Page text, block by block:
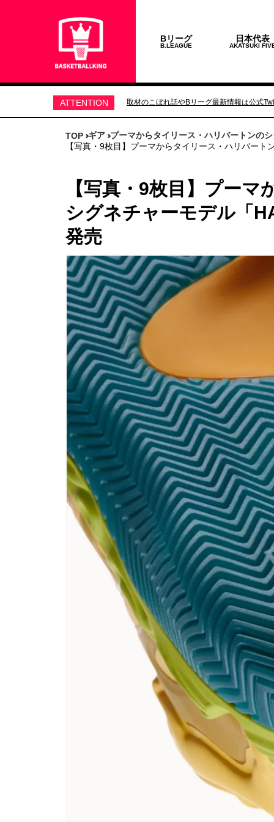
Bリーグ
B.LEAGUE
日本代表
AKATSUKI
ATTENTION 取材のこぼれ話やBリーグ最新情報は公式
TOP ギア プーマからタイリース・ハリバートンの
【写真・9枚目】プーマからタイリース・ハリバー
【写真・9枚目】プー
シグネチャーモデル「
発売